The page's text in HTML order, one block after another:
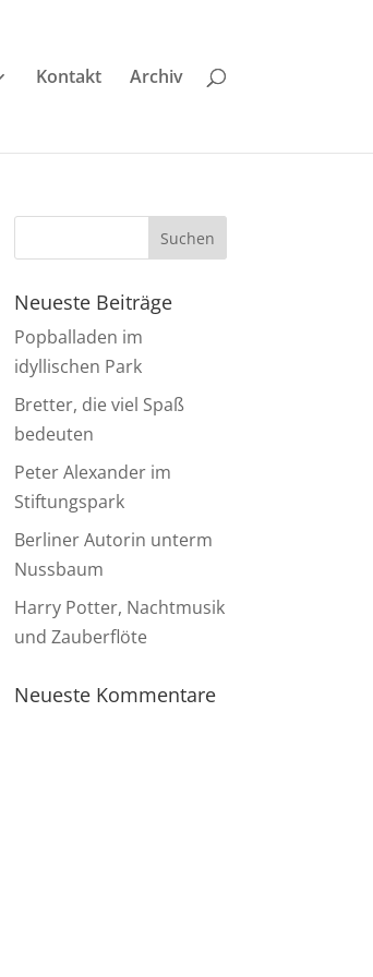
Kontakt Archiv
Neueste Beiträge
Popballaden im
idyllischen Park
Bretter, die viel Spaß
bedeuten
Peter Alexander im
Stiftungspark
Berliner Autorin unterm
Nussbaum
Harry Potter, Nachtmusik
und Zauberflöte
Neueste Kommentare